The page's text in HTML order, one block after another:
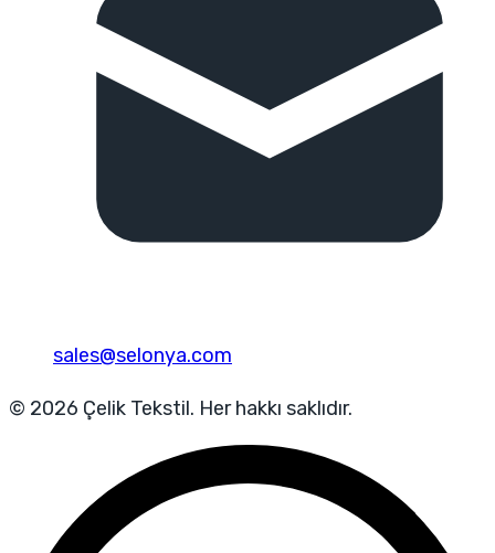
sales@selonya.com
© 2026 Çelik Tekstil. Her hakkı saklıdır.